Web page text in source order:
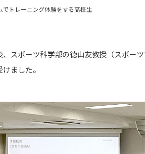
でトレーニング体験をする高校生
スポーツ科学部の徳山友教授（スポー
ました。